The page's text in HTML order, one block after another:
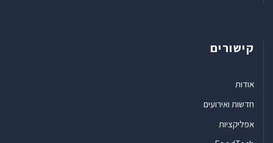
קישורים
אודות
חדשות ואירועים
אפליקציות